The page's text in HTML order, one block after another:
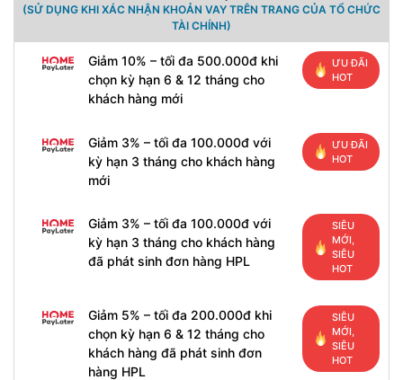
(SỬ DỤNG KHI XÁC NHẬN KHOẢN VAY TRÊN TRANG CỦA TỔ CHỨC
TÀI CHÍNH)
Giảm 10% – tối đa 500.000đ khi
chọn kỳ hạn 6 & 12 tháng cho
khách hàng mới
ƯU ĐÃI
HOT
Giảm 3% – tối đa 100.000đ với
kỳ hạn 3 tháng cho khách hàng
mới
ƯU ĐÃI
HOT
Giảm 3% – tối đa 100.000đ với
kỳ hạn 3 tháng cho khách hàng
đã phát sinh đơn hàng HPL
SIÊU
MỚI,
SIÊU
HOT
Giảm 5% – tối đa 200.000đ khi
chọn kỳ hạn 6 & 12 tháng cho
khách hàng đã phát sinh đơn
hàng HPL
SIÊU
MỚI,
SIÊU
HOT